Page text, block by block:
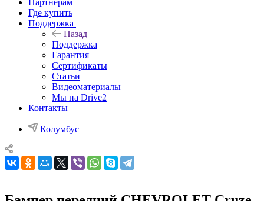
Партнерам
Где купить
Поддержка
Назад
Поддержка
Гарантия
Сертификаты
Статьи
Видеоматериалы
Мы на Drive2
Контакты
Колумбус